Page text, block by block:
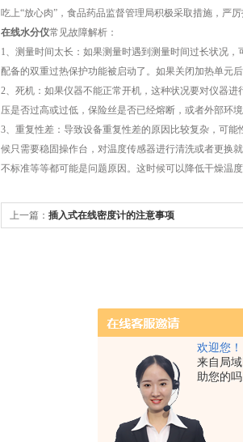
欢迎您！
来自局
助您的吗
吃上“放心肉”，食品药品监督管理局积极采取措施，严厉
在线水分仪常见故障解析：
1、测量时间太长：如果测量时遇到测量时间过长状况
配备的双重过热保护功能被启动了。如果关闭加热单元
2、死机：如果仪器不能正常开机，这种状况要对仪器
压是否过高或过低，保险丝是否已经熔断，或者外部环
3、重复性差：导致设备重复性差的原因比较复杂，可
候只需要稳固操作台，对温度传感器进行清洗或者更换
不标准等等都可能是问题原因。这时候可以降低干燥温
上一篇： 插入式在线密度计的注意事项